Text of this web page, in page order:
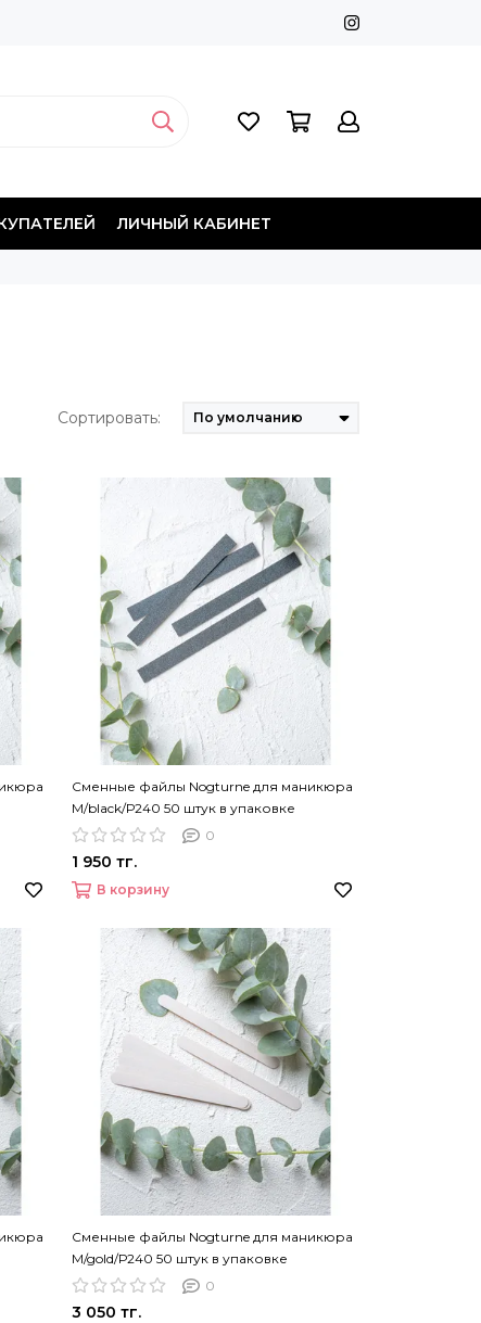
ЛИЧНЫЙ КАБИНЕТ
Сортировать:
Сменные файлы Nogturne для маникюра
M/black/Р240 50 штук в упаковке
0
1 950 тг.
В корзину
Сменные файлы Nogturne для маникюра
M/gold/Р240 50 штук в упаковке
0
3 050 тг.